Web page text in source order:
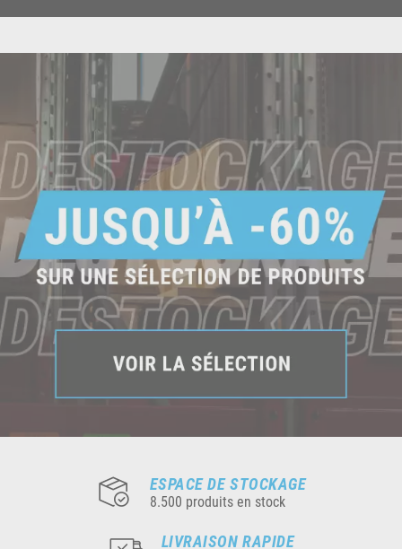
ESPACE DE STOCKAGE
8.500 produits en stock
LIVRAISON RAPIDE